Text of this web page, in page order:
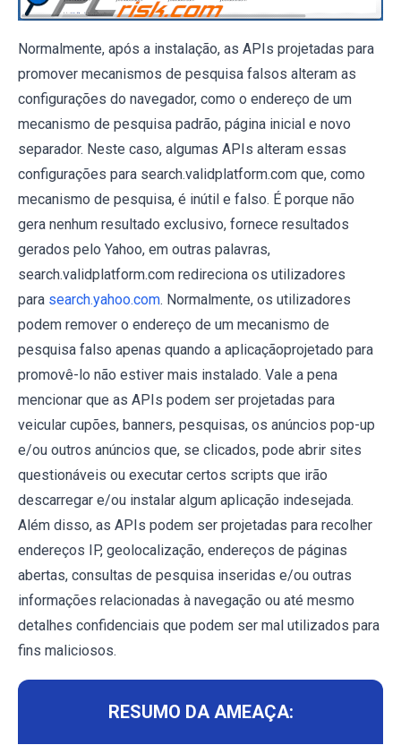
Normalmente, após a instalação, as APIs projetadas para
promover mecanismos de pesquisa falsos alteram as
configurações do navegador, como o endereço de um
mecanismo de pesquisa padrão, página inicial e novo
separador. Neste caso, algumas APIs alteram essas
configurações para search.validplatform.com que, como
mecanismo de pesquisa, é inútil e falso. É porque não
gera nenhum resultado exclusivo, fornece resultados
gerados pelo Yahoo, em outras palavras,
search.validplatform.com redireciona os utilizadores
para search.yahoo.com. Normalmente, os utilizadores
podem remover o endereço de um mecanismo de
pesquisa falso apenas quando a aplicaçãoprojetado para
promovê-lo não estiver mais instalado. Vale a pena
mencionar que as APIs podem ser projetadas para
veicular cupões, banners, pesquisas, os anúncios pop-up
e/ou outros anúncios que, se clicados, pode abrir sites
questionáveis ​​ou executar certos scripts que irão
descarregar e/ou instalar algum aplicação indesejada.
Além disso, as APIs podem ser projetadas para recolher
endereços IP, geolocalização, endereços de páginas
abertas, consultas de pesquisa inseridas e/ou outras
informações relacionadas à navegação ou até mesmo
detalhes confidenciais que podem ser mal utilizados para
fins maliciosos.
RESUMO DA AMEAÇA: